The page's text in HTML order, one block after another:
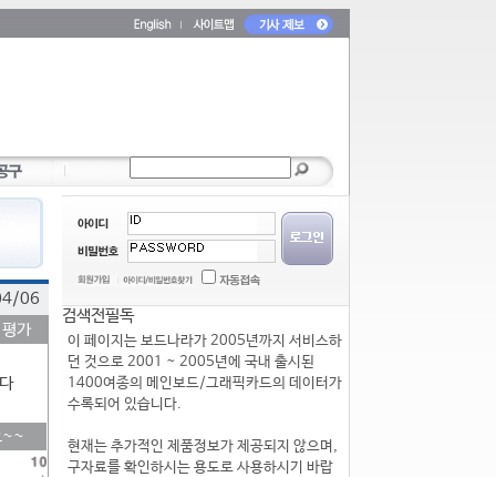
06
가
~~
검색전필독
이 페이지는 보드나라가 2005년까지 서비스하
던 것으로 2001 ~ 2005년에 국내 출시된
1400여종의 메인보드/그래픽카드의 데이터가
수록되어 있습니다.
현재는 추가적인 제품정보가 제공되지 않으며,
구자료를 확인하시는 용도로 사용하시기 바랍